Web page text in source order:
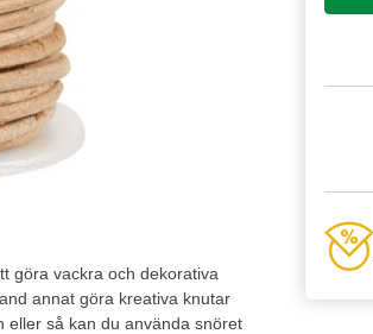
göra vackra och dekorativa
annat göra kreativa knutar
eller så kan du använda snöret